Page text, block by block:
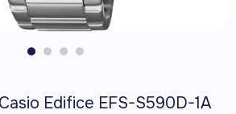
Edifice EFS-S590D-1A